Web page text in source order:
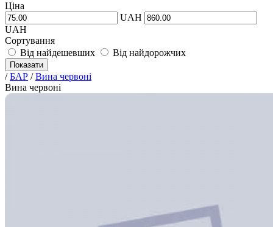
Ціна
UAH
UAH
Сортування
Від найдешевших
Від найдорожчих
Показати
/ БАР / Вина червоні
Вина червоні